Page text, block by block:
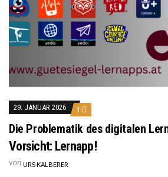
29. JANUAR 2026 1
Die Problematik des digitalen
Vorsicht: Lernapp!
von URS KALBERER